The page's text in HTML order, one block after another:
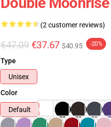
(2 customer reviews)
€47.09 €37.67 $40.95 -20%
Type
Unisex
Color
Default